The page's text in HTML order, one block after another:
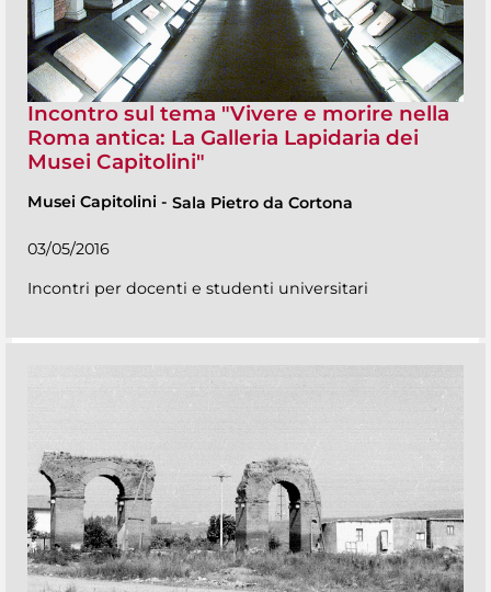
Incontro sul tema "Vivere e morire nella
Roma antica: La Galleria Lapidaria dei
Musei Capitolini"
Musei Capitolini - Sala Pietro da Cortona
03/05/2016
Incontri per docenti e studenti universitari